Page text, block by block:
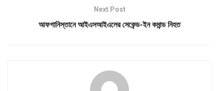
Next Post
আফগানিস্তানে আইএসআইএলের সেকেন্ড-ইন কমান্ড নিহত